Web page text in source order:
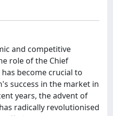
and competitive
role of the Chief
become crucial to
success in the market in
years, the advent of
radically revolutionised